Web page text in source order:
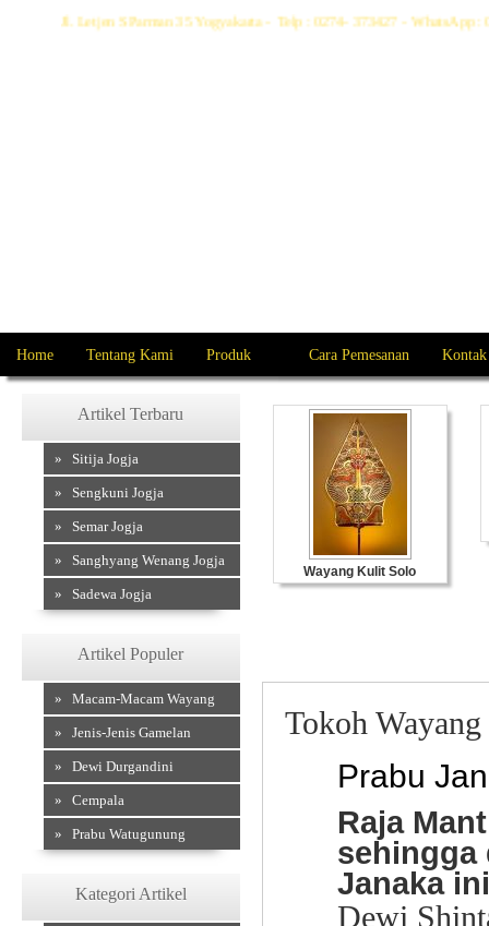
Jl. Letjen S Parman 35 Yogyakarta - Telp : 0274- 373427 -
Home Tentang Kami Produk Cara Pemesanan
Artikel Terbaru
» Sitija Jogja
» Sengkuni Jogja
» Semar Jogja
» Sanghyang Wenang Jogja
» Sadewa Jogja
Artikel Populer
» Macam-Macam Wayang
» Jenis-Jenis Gamelan
» Dewi Durgandini
» Cempala
» Prabu Watugunung
Kategori Artikel
Wayang Kulit Solo
Souvenir Kulit
Tokoh Wayang
Prabu
Raja
sehingga
Janaka
Dewi